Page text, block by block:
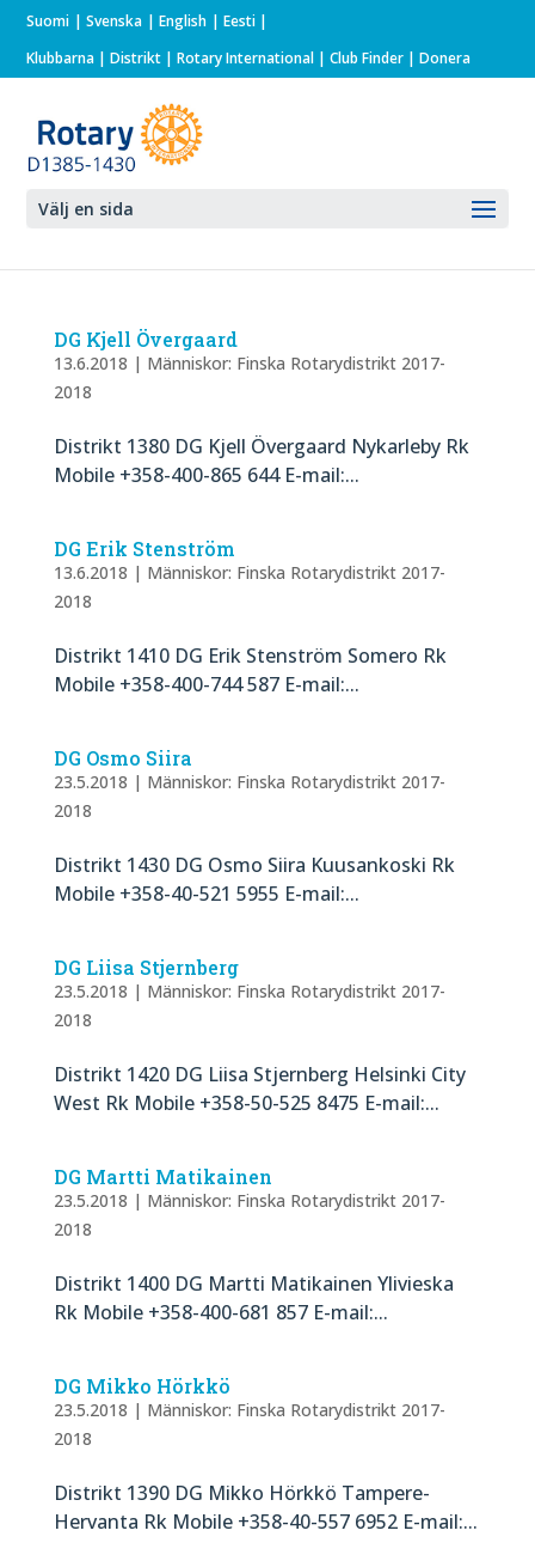
Suomi Svenska English
Eesti
Klubbarna |Distrikt |Rotary International | Club Finder | Donera
Välj en sida
DG Kjell Övergaard
13.6.2018 | Människor: Finska Rotarydistrikt 2017-
2018
Distrikt 1380 DG Kjell Övergaard Nykarleby Rk
Mobile +358-400-865 644 E-mail:...
DG Erik Stenström
13.6.2018 | Människor: Finska Rotarydistrikt 2017-
2018
Distrikt 1410 DG Erik Stenström Somero Rk
Mobile +358-400-744 587 E-mail:...
DG Osmo Siira
23.5.2018 | Människor: Finska Rotarydistrikt 2017-
2018
Distrikt 1430 DG Osmo Siira Kuusankoski Rk
Mobile +358-40-521 5955 E-mail:...
DG Liisa Stjernberg
23.5.2018 | Människor: Finska Rotarydistrikt 2017-
2018
Distrikt 1420 DG Liisa Stjernberg Helsinki City
West Rk Mobile +358-50-525 8475 E-mail:...
DG Martti Matikainen
23.5.2018 | Människor: Finska Rotarydistrikt 2017-
2018
Distrikt 1400 DG Martti Matikainen Ylivieska
Rk Mobile +358-400-681 857 E-mail:...
DG Mikko Hörkkö
23.5.2018 | Människor: Finska Rotarydistrikt 2017-
2018
Distrikt 1390 DG Mikko Hörkkö Tampere-
Hervanta Rk Mobile +358-40-557 6952 E-mail:...